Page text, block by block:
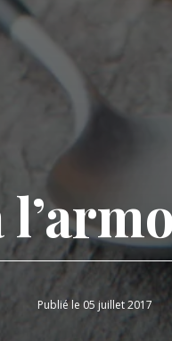
Publié le 05 juillet 2017